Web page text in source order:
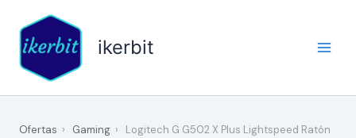
contenido
ikerbit
Ofertas › Gaming ›
Logitech G G502 X Plus Lightspeed Ratón